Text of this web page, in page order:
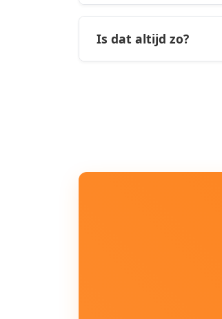
Is dat altijd zo?